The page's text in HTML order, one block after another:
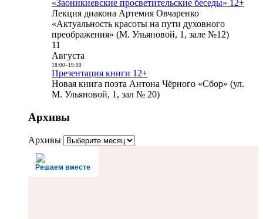
«Заоникиевские просветительские беседы» 12+
Лекция диакона Артемия Овчаренко
«Актуальность красоты на пути духовного
преображения» (М. Ульяновой, 1, зале №12)
11
Августа
18:00- 19:00
Презентация книги 12+
Новая книга поэта Антона Чёрного «Сбор» (ул.
М. Ульяновой, 1, зал № 20)
Архивы
Архивы
Решаем вместе